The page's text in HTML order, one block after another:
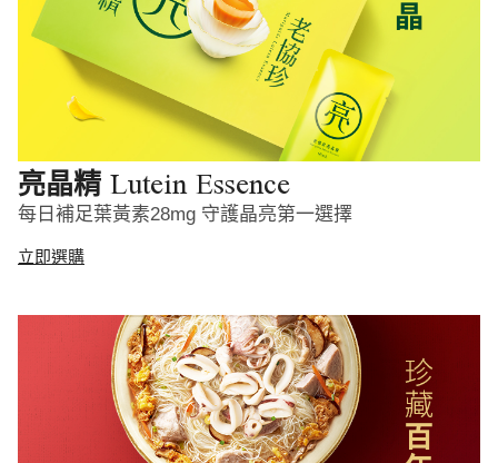
亮晶精 Lutein Essence
每日補足葉黃素28mg 守護晶亮第一選擇
立即選購